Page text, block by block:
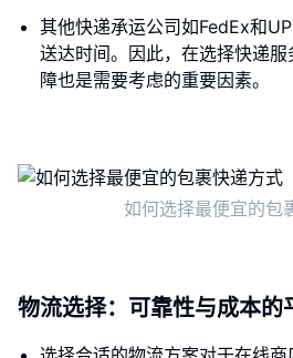
其他快递承运公司如FedEx和
送达时间。因此，在选择快递
障也是需要考虑的重要因素。
如何选择最便宜的包
物流选择：可靠性与成本的